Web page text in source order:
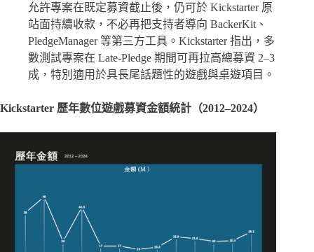
允許專案在既定募資截止後，仍可於 Kickstarter 原
站面持續收款，不必再把支持者導向 BackerKit、
PledgeManager 等第三方工具。Kickstarter 指出，多
數測試專案在 Late-Pledge 期間可再拉高總募資 2–3
成，特別適用於具長尾話題性的遊戲與桌遊項目。
Kickstarter 歷年數位遊戲募資金額統計（2012–2024）